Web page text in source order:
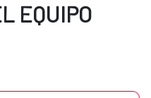
EQUIPO